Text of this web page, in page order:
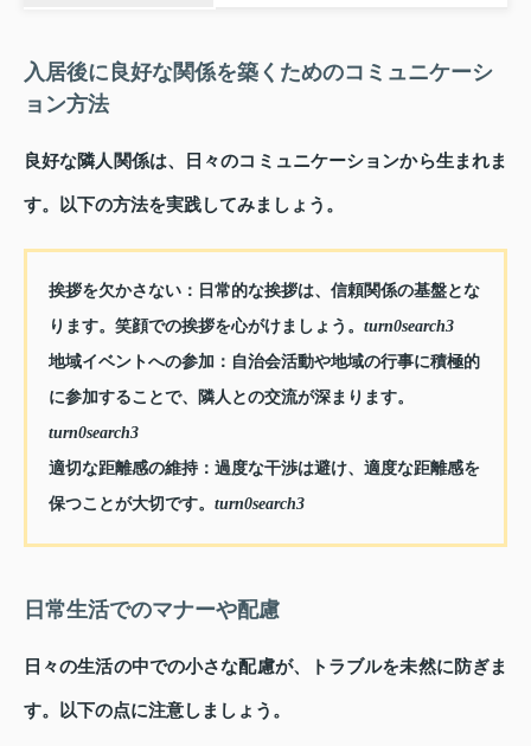
入居後に良好な関係を築くためのコミュニケーシ
ョン方法
良好な隣人関係は、日々のコミュニケーションから生まれま
す。以下の方法を実践してみましょう。
挨拶を欠かさない：日常的な挨拶は、信頼関係の基盤とな
ります。笑顔での挨拶を心がけましょう。 turn0search3
地域イベントへの参加 ：自治会活動や地域の行事に積極的
に参加することで、隣人との交流が深まります。
turn0search3
適切な距離感の維持：過度な干渉は避け、適度な距離感を
保つことが大切です。 turn0search3
日常生活でのマナーや配慮
日々の生活の中での小さな配慮が、トラブルを未然に防ぎま
す。以下の点に注意しましょう。